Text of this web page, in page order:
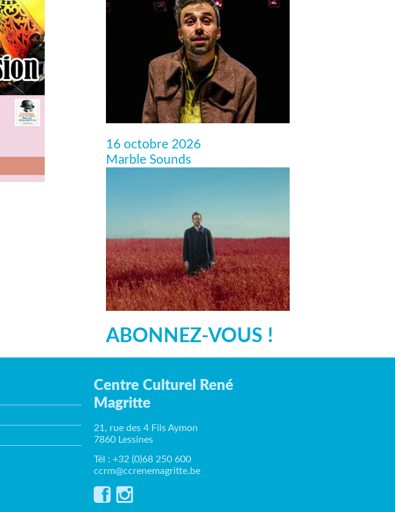
16 octobre 2026
Marble Sounds
ABONNEZ-VOUS !
Centre Culturel René
Magritte
21, rue des 4 Fils Aymon
7860 Lessines
Tél : +32 (0)68 250 600
ccrm@ccrenemagritte.be